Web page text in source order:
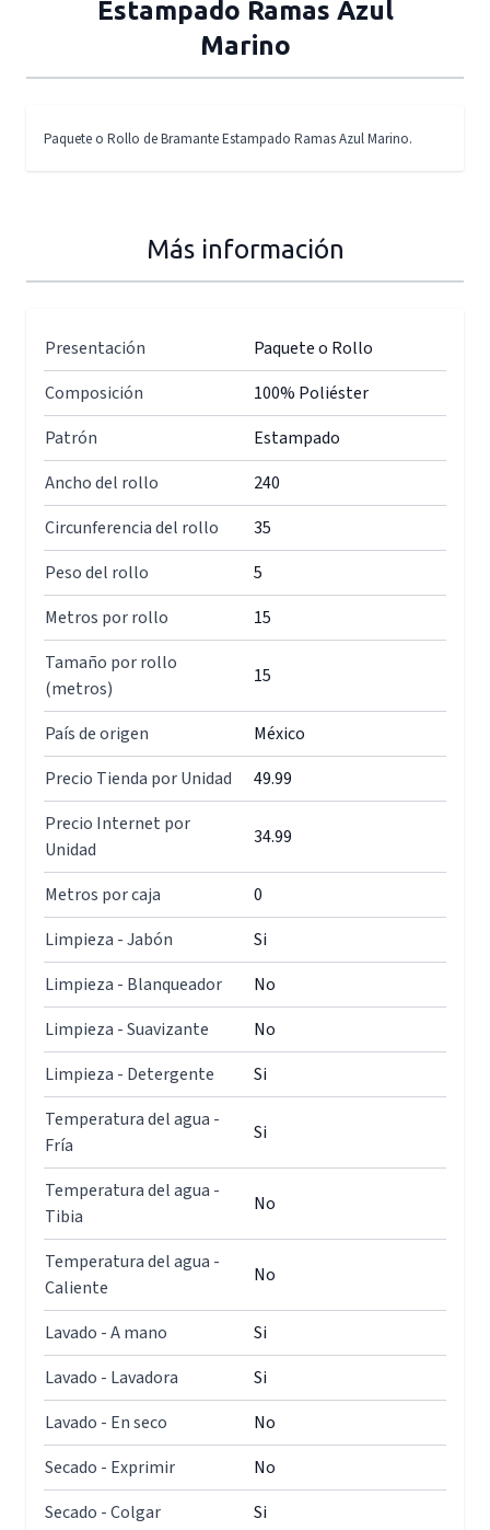
Estampado Ramas Azul
Marino
Paquete o Rollo de Bramante Estampado Ramas Azul Marino.
Más información
Presentación
Paquete o Rollo
Composición
100% Poliéster
Patrón
Estampado
Ancho del rollo
240
Circunferencia del rollo
35
Peso del rollo
5
Metros por rollo
15
Tamaño por rollo
(metros)
15
País de origen
México
Precio Tienda por Unidad
49.99
Precio Internet por
Unidad
34.99
Metros por caja
0
Limpieza - Jabón
Si
Limpieza - Blanqueador
No
Limpieza - Suavizante
No
Limpieza - Detergente
Si
Temperatura del agua -
Fría
Si
Temperatura del agua -
Tibia
No
Temperatura del agua -
Caliente
No
Lavado - A mano
Si
Lavado - Lavadora
Si
Lavado - En seco
No
Secado - Exprimir
No
Secado - Colgar
Si